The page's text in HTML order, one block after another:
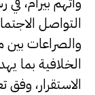
التواصل
والصراعات
الخلافية بما
الاستقرار، وفق